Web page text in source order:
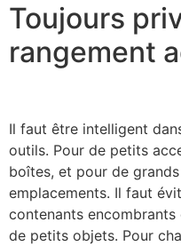
Toujours
rangement
Il faut être intelligent
outils. Pour de petits
boîtes, et pour de
emplacements. Il faut
contenants encombrants
de petits objets. Pour